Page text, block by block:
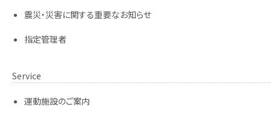
震災・災害に関する重要なお知らせ
指定管理者
Service
運動施設のご案内